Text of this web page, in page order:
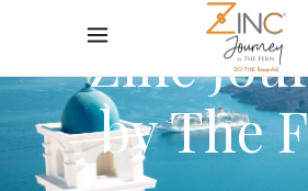
Zinc
by The